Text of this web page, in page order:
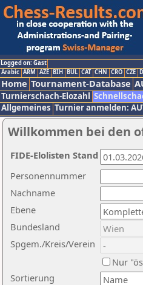
Logged on: Gast
Arabic ARM AZE BIH BUL CAT CHN CRO CZE
Home Tournament-Database
Turnierschach-Elozahl
Allgemeines Turnier anmelden:
Willkommen bei den
Nachname
Ebene
Sortierung
Personennummer
Bundesland
Spgem./Kreis/Verein
Nur
FIDE-Elolisten Stand